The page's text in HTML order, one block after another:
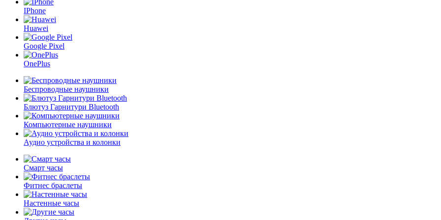
IPhone
Huawei
Google Pixel
OnePlus
Беспроводные наушники
Блютуз Гарнитури Bluetooth
Компьютерные наушники
Аудио устройства и колонки
Cмарт часы
Фитнес браслеты
Настенные часы